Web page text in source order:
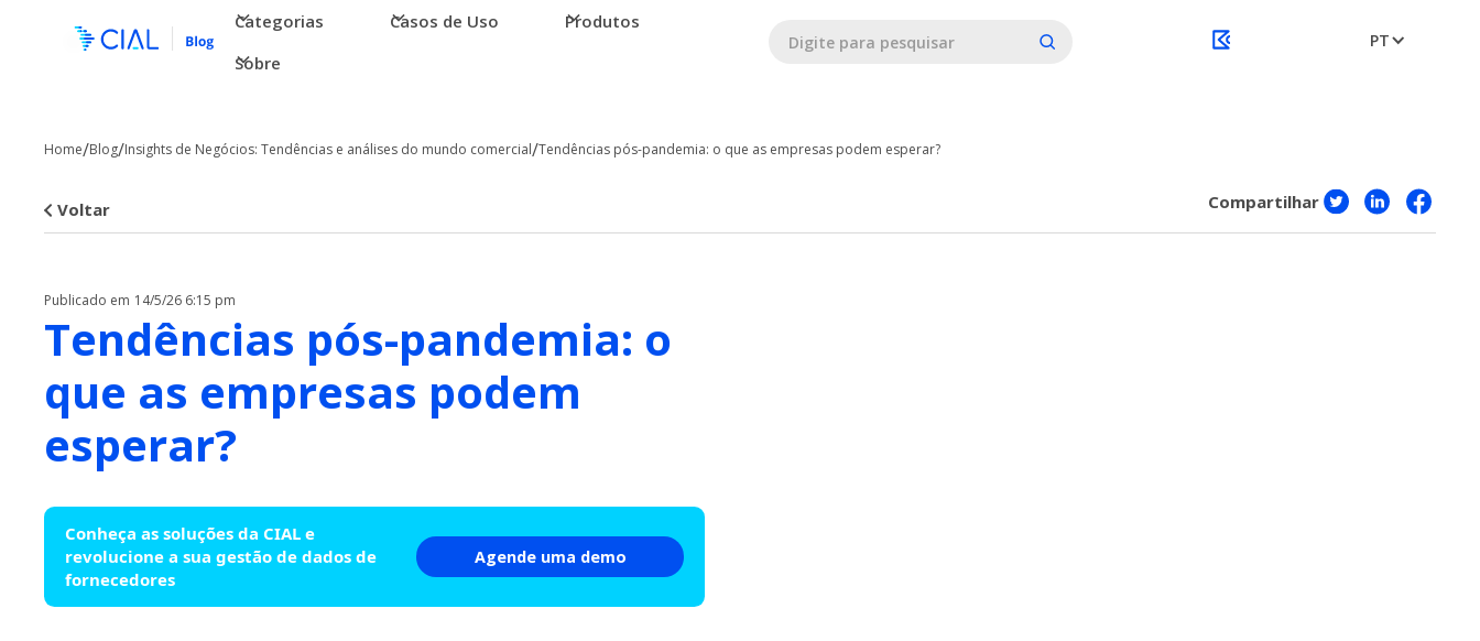
Categorias Casos de Uso
Produtos
Sobre
PT
Home/Blog/Insights de Negócios: Tendências e análises do mundo comercial/Tendências pós-pandemia: o que as empresas podem esperar?
Voltar Compartilhar
Publicado em 14/5/26 6:15 pm
Tendências pós-pandemia: o
que as empresas podem
esperar?
Conheça as soluções da CIAL e
revolucione a sua gestão de dados de
fornecedores
Agende uma demo